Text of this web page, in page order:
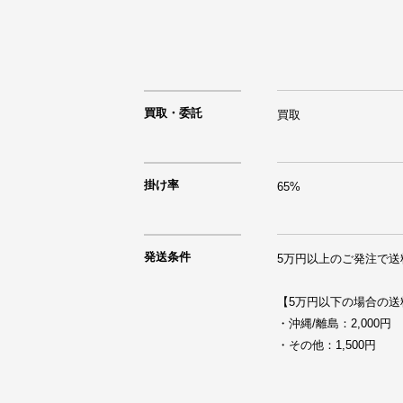
買取・委託 買取
掛け率 65%
発送条件 5万円以上のご発注で送
【5万円以下の場合の送
・沖縄/離島：2,000円
・その他：1,500円